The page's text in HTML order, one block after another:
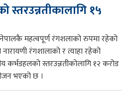
स्तरउन्नतीकालागि १५
महत्वपूर्ण रंगशलाको रुपमा रहेको
रंगशालाको र त्याहा रहेको
कर्भडहलको स्तरउन्नतीकोलागि १२ करोड
भएको छ ।